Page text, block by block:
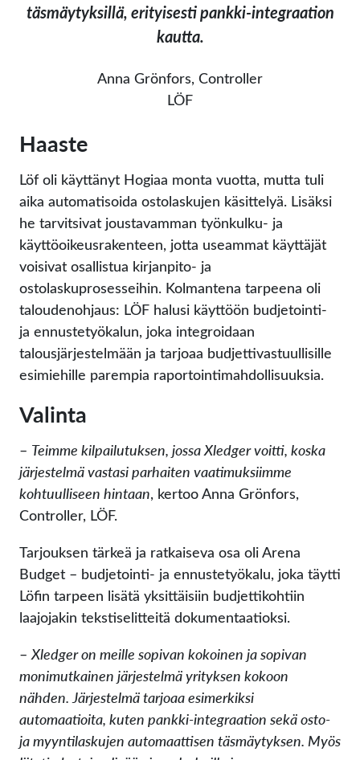
täsmäytyksillä, erityisesti pankki-integraation
kautta.
Anna Grönfors, Controller
LÖF
Haaste
Löf oli käyttänyt Hogiaa monta vuotta, mutta tuli
aika automatisoida ostolaskujen käsittelyä. Lisäksi
he tarvitsivat joustavamman työnkulku- ja
käyttöoikeusrakenteen, jotta useammat käyttäjät
voisivat osallistua kirjanpito- ja
ostolaskuprosesseihin. Kolmantena tarpeena oli
taloudenohjaus: LÖF halusi käyttöön budjetointi-
ja ennustetyökalun, joka integroidaan
talousjärjestelmään ja tarjoaa budjettivastuullisille
esimiehille parempia raportointimahdollisuuksia.
Valinta
– Teimme kilpailutuksen, jossa Xledger voitti, koska
järjestelmä vastasi parhaiten vaatimuksiimme
kohtuulliseen hintaan, kertoo Anna Grönfors,
Controller, LÖF.
Tarjouksen tärkeä ja ratkaiseva osa oli Arena
Budget – budjetointi- ja ennustetyökalu, joka täytti
Löfin tarpeen lisätä yksittäisiin budjettikohtiin
laajojakin tekstiselitteitä dokumentaatioksi.
–Xledger on meille sopivan kokoinen ja sopivan
monimutkainen järjestelmä yrityksen kokoon
nähden. Järjestelmä tarjoaa esimerkiksi
automaatioita, kuten pankki-integraation sekä osto-
ja myyntilaskujen automaattisen täsmäytyksen. Myös